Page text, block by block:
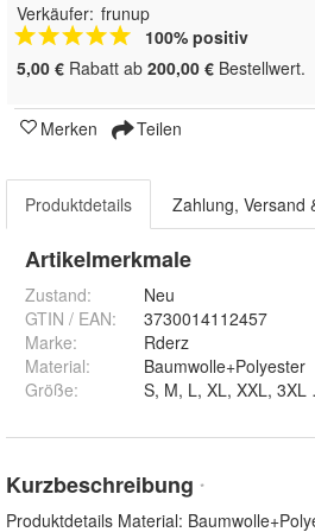
Verkäufer: frunup
100% positiv
5,00 € Rabatt ab 200,00 € Bestellwert.
Merken Teilen
Produktdetails Zahlung, Versand
Artikelmerkmale
Zustand:
Neu
GTIN / EAN:
3730014112457
Marke:
Rderz
Material:
Baumwolle+Polyester
Größe:
Kurzbeschreibung *
Produktdetails Material: